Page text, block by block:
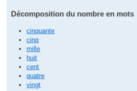
Décomposition du nombre en mots
cinquante
cinq
mille
huit
cent
quatre
vingt